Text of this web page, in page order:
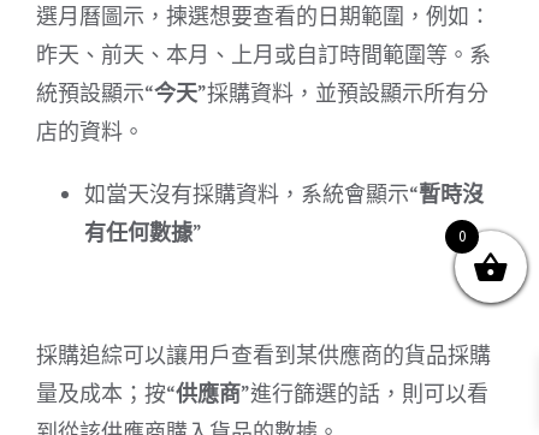
選月曆圖示，揀選想要查看的日期範圍，例如：
昨天、前天、本月、上月或自訂時間範圍等。系
統預設顯示“今天”採購資料，並預設顯示所有分
店的資料。
如當天沒有採購資料，系統會顯示“暫時沒
有任何數據”
採購追綜可以讓用戶查看到某供應商的貨品採購
量及成本；按“供應商”進行篩選的話，則可以看
關於我們 產品服務 文章分享
成功案例
聯繫我們
0
© Copyright2026 | All Rights Reserved by MARS tree 火星樹資訊科技
FacebookInstagram
TwitterYouTube
0